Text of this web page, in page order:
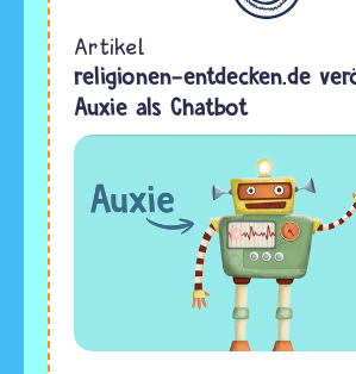
Artikel
religionen-entdecken.de
Auxie als Chatbot